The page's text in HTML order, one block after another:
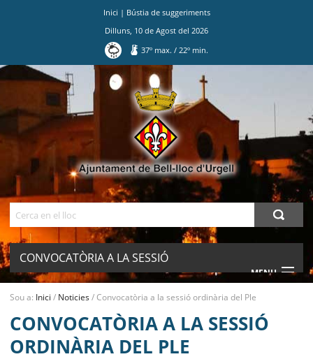
Inici | Bústia de suggeriments
Dilluns 10 de Agost del 2026
37º max./ 22º min.
CONVOCATÒRIA A LA SESSIÓ
ORDINÀRIA DEL PLE
MENU
AJUNTAMENT
MUNICIPI
Sou a: Inici / Noticies/Convocatòria a la sessió ordinària del Ple
CONVOCATÒRIA A LA SESSIÓ
ORDINÀRIA DEL PLE